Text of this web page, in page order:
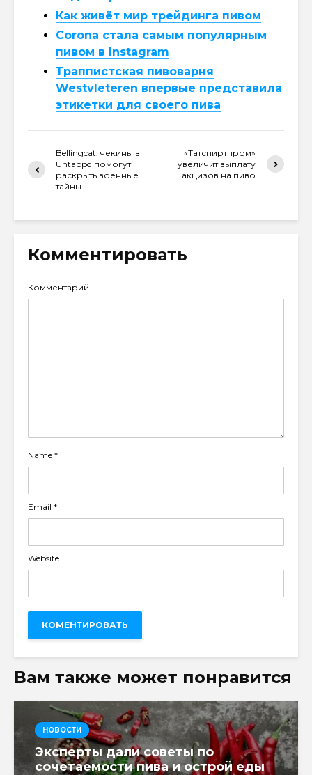
Как живёт мир трейдинга пивом
Corona стала самым популярным
пивом в Instagram
Траппистская пивоварня
Westvleteren впервые представила
этикетки для своего пива
Bellingcat: чекины в
Untappd помогут
раскрыть военные
тайны
«Татспиртпром»
увеличит выплату
акцизов на пиво
Комментировать
Комментарий
Name *
Email *
Website
Вам также может понравится
НОВОСТИ
Эксперты дали советы по
сочетаемости пива и острой еды